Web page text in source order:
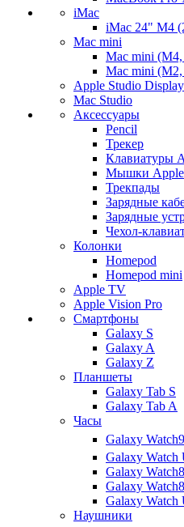
iMac
iMac 24" M4
Mac mini
Mac mini
Mac mini
Apple Studio Display
Mac Studio
Аксессуары
Pencil
Трекер
Клавиатуры
Мышки Apple
Трекпады
Зарядные
Зарядные
Чехол-
Колонки
Homepod
Homepod mini
Apple TV
Apple Vision Pro
Смартфоны
Galaxy S
Galaxy A
Galaxy Z
Планшеты
Galaxy Tab S
Galaxy Tab A
Часы
Galaxy Watch9
Galaxy Watch
Galaxy Watch8
Galaxy
Galaxy Watch
Наушники